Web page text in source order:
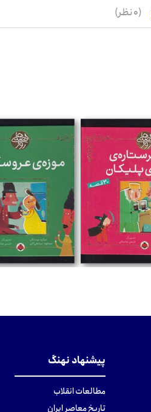
(0 نظر)
پیشنهاد نهنگ
مطالعات انقلاب
تاریخ معاصر ایران